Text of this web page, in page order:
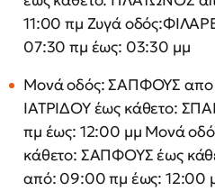
11:00 πμ Ζυγά
07:30 πμ έως: 03:30 μμ
Μονά οδός: ΣΑΠΦΟΥΣ απο
ΙΑΤΡΙΔΟΥ έως κάθετο:
πμ έως: 12:00 μμ Μονά
κάθετο: ΣΑΠΦΟΥΣ έως
από: 09:00 πμ έως: 12:00